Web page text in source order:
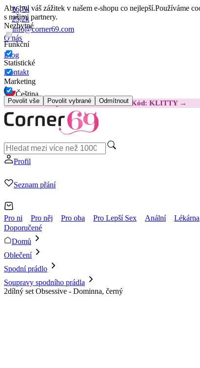
Aby byl váš zážitek v našem e-shopu co nejlepší.Používáme
s našimi partnery.
Nezbytné
Funkční
Statistické
Marketing
Povolit vše Povolit vybrané Odmítnout
16,7k
25,2k
info@corner69.com
O nás
Blog
Kontakt
Čeština
😽Svakom Klitty: O 380 Kč LEVNĚJI Kód: KLITTY →
Profil
Seznam přání
Pro ni Pro něj Pro oba Pro Lepší Sex Anální Lékárna
Doporučené
Domů
Oblečení
Spodní prádlo
Soupravy spodního prádla
2dílný set Obsessive - Dominna, černý